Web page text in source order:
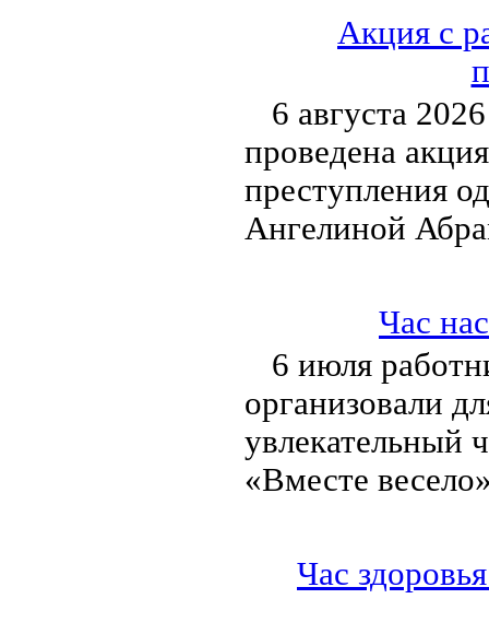
Акция с
6 августа
проведена
преступления
Ангелиной
Час
6 июля
организовали
увлекательный
«Вместе
Час